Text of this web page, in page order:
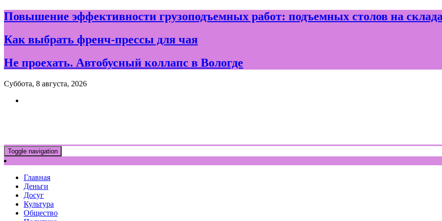
Skip
to
Повышение эффективности грузоподъемных работ: подъемных столов на
Как выбрать френч-прессы для чая
Не проехать. Автобусный коллапс в Вологде
Суббота, 8 августа, 2026
Toggle navigation
Главная
Деньги
Досуг
Культура
Общество